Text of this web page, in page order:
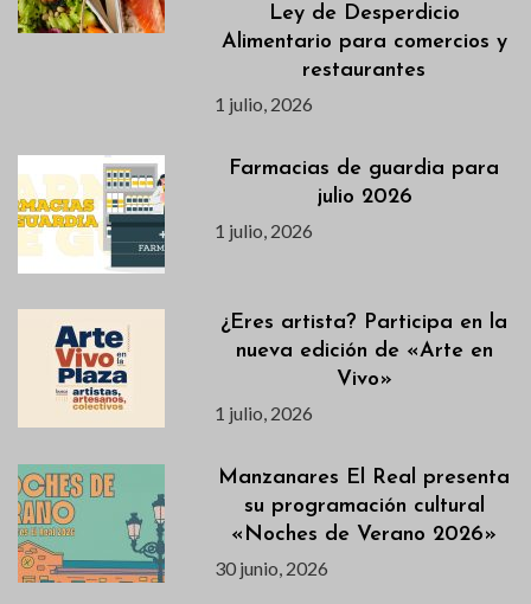
Ley de Desperdicio
Alimentario para comercios y
restaurantes
1 julio, 2026
Farmacias de guardia para
julio 2026
1 julio, 2026
¿Eres artista? Participa en la
nueva edición de «Arte en
Vivo»
1 julio, 2026
Manzanares El Real presenta
su programación cultural
«Noches de Verano 2026»
30 junio, 2026